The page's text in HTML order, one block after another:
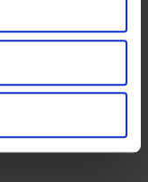
in the footer of
device and each
retention terms
information see